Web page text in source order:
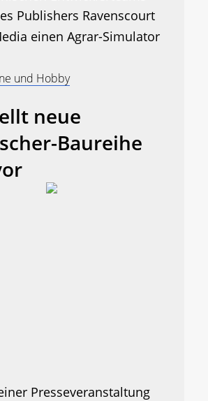
Publishers Ravenscourt
einen Agrar-Simulator
und Hobby
neue
Baureihe
Presseveranstaltung